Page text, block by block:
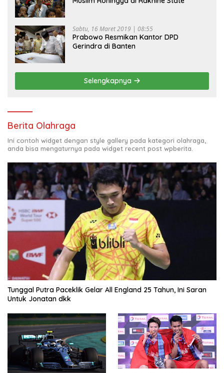
Sabtu, 16 Maret 2019 | 08:55
Prabowo Resmikan Kantor DPD
Gerindra di Banten
Selengkapnya
Berita Olahraga
Ini contoh widget dengan style gallery pada kategori olahraga,
anda bisa mengaturnya pada widget recent post wpberita.
Tunggal Putra Paceklik Gelar All England 25 Tahun, Ini Saran
Untuk Jonatan dkk